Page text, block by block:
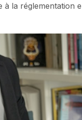
la réglementation